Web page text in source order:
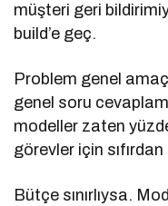
müşteri geri
build’e geç.
Problem genel
genel soru
modeller zaten
görevler için
Bütçe sınırlıysa.